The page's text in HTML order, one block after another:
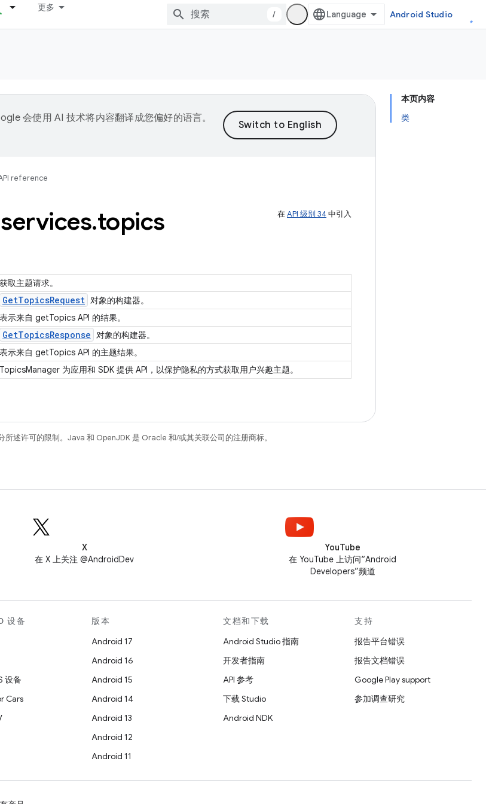
更多
/ Android Studio
本页内容
类
会使用 AI 技术将内容翻译成您偏好的语言。
reference
在API 级别 34 中引入
.topics
获取主题请求。
GetTopicsRequest 对象的构建器。
表示来自 getTopics API 的结果。
GetTopicsResponse 对象的构建器。
表示来自 getTopics API 的主题结果。
TopicsManager 为应用和 SDK 提供 API，以保护隐私的方式获取用户兴趣主题。
所述许可的限制。Java 和 OpenJDK 是 Oracle 和/或其关联公司的注册商标。
X
在 X 上关注 @AndroidDev
YouTube
在 YouTube 上访问“Android
Developers”频道
设备
设备
Cars
版本
Android 17
Android 16
Android 15
Android 14
Android 13
Android 12
Android 11
文档和下载
Android Studio 指南
开发者指南
API 参考
下载 Studio
Android NDK
支持
报告平台错误
报告文档错误
Google Play support
参加调查研究